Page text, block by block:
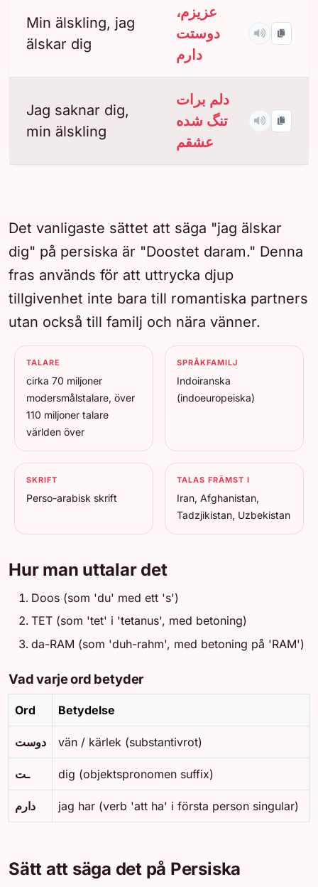
Min älskling, jag
älskar dig
عزیزم،
دوستت
دارم
Jag saknar dig,
min älskling
دلم برات
تنگ شده
عشقم
Det vanligaste sättet att säga "jag älskar
dig" på persiska är "Doostet daram." Denna
fras används för att uttrycka djup
tillgivenhet inte bara till romantiska partners
utan också till familj och nära vänner.
TALARE
cirka 70 miljoner
modersmålstalare, över
110 miljoner talare
världen över
SPRÅKFAMILJ
Indoiranska
(indoeuropeiska)
SKRIFT
Perso-arabisk skrift
TALAS FRÄMST I
Iran, Afghanistan,
Tadzjikistan, Uzbekistan
Hur man uttalar det
Doos (som 'du' med ett 's')
TET (som 'tet' i 'tetanus', med betoning)
da-RAM (som 'duh-rahm', med betoning på 'RAM')
Vad varje ord betyder
Ord Betydelse
دوست vän / kärlek (substantivrot)
ـت dig (objektspronomen suffix)
دارم jag har (verb 'att ha' i första person singular)
Sätt att säga det på Persiska